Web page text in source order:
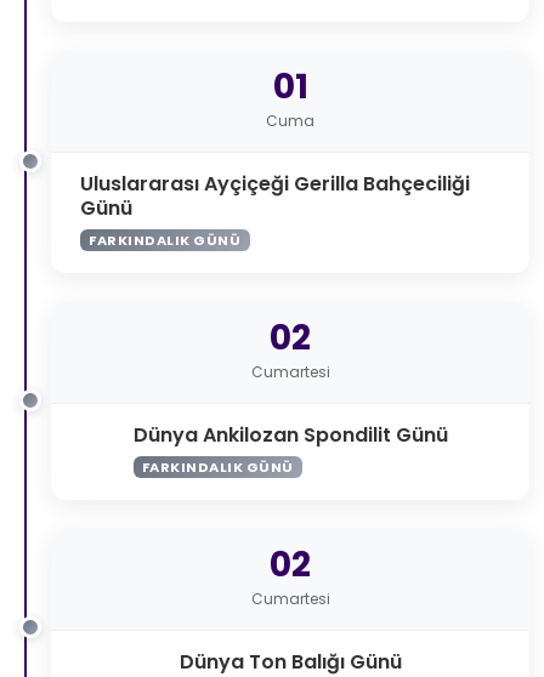
01
Cuma
Uluslararası Ayçiçeği Gerilla Bahçeciliği
Günü
FARKINDALIK GÜNÜ
02
Cumartesi
Dünya Ankilozan Spondilit Günü
FARKINDALIK GÜNÜ
02
Cumartesi
Dünya Ton Balığı Günü